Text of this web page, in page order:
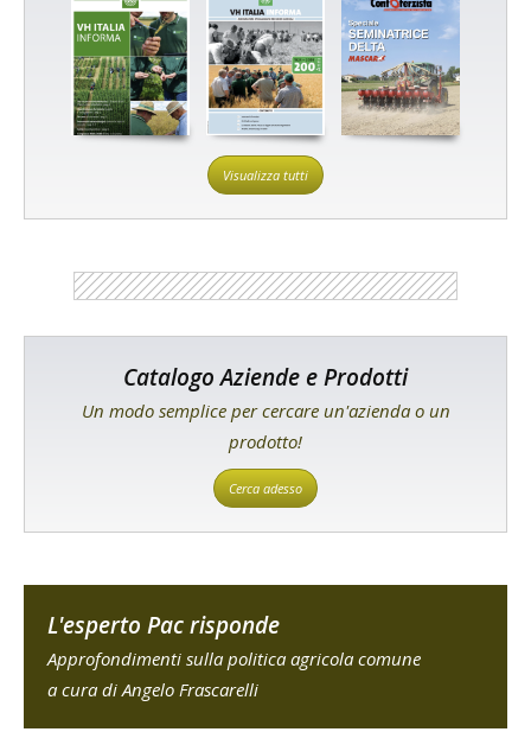
Visualizza tutti
Catalogo Aziende e Prodotti
Un modo semplice per cercare un'azienda o un
prodotto!
Cerca adesso
L'esperto Pac risponde
Approfondimenti sulla politica agricola comune
a cura di Angelo Frascarelli